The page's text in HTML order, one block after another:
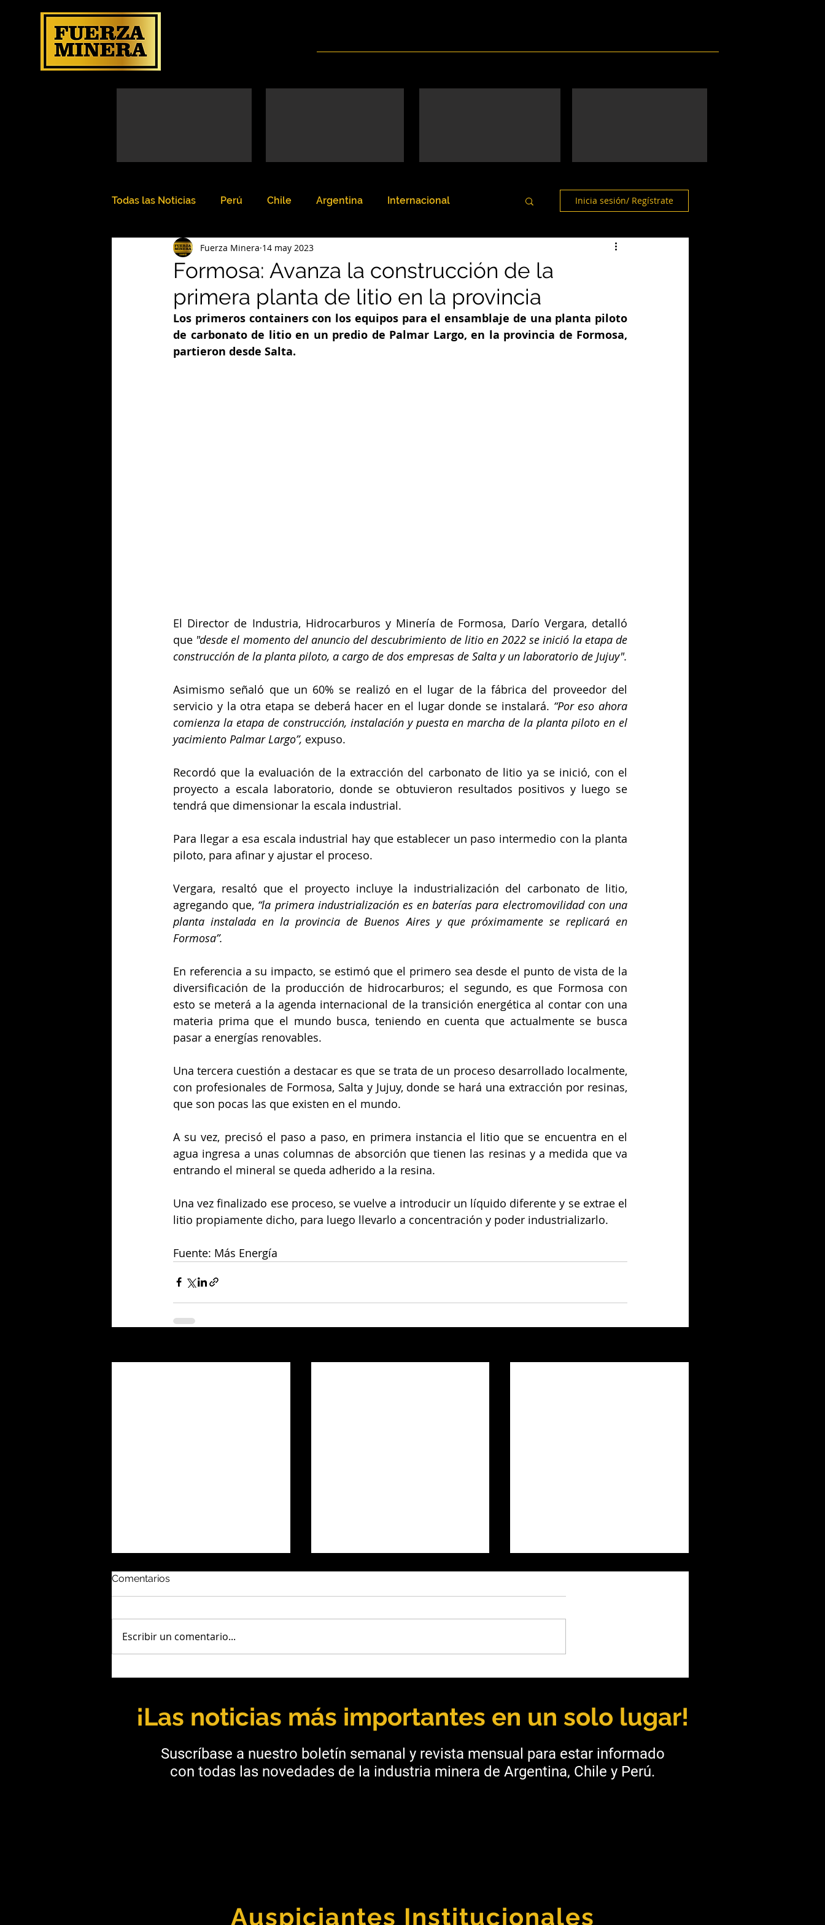
Todas las Noticias Perú Chile Argentina Internacional Inicia sesión/ Regístrate
Formosa: Avanza la construcción de la
primera planta de litio en la provincia
Fuerza Minera 14 may 2023
Los primeros containers con los equipos para el ensamblaje de una planta piloto
de carbonato de litio en un predio de Palmar Largo, en la provincia de Formosa,
partieron desde Salta.
El Director de Industria, Hidrocarburos y Minería de Formosa, Darío Vergara, detalló
que "desde el momento del anuncio del descubrimiento de litio en 2022 se inició la etapa de
construcción de la planta piloto, a cargo de dos empresas de Salta y un laboratorio de Jujuy".
Asimismo señaló que un 60% se realizó en el lugar de la fábrica del proveedor del
servicio y la otra etapa se deberá hacer en el lugar donde se instalará. “Por eso ahora
comienza la etapa de construcción, instalación y puesta en marcha de la planta piloto en el
yacimiento Palmar Largo”, expuso.
Recordó que la evaluación de la extracción del carbonato de litio ya se inició, con el
proyecto a escala laboratorio, donde se obtuvieron resultados positivos y luego se
tendrá que dimensionar la escala industrial.
Para llegar a esa escala industrial hay que establecer un paso intermedio con la planta
piloto, para afinar y ajustar el proceso.
Vergara, resaltó que el proyecto incluye la industrialización del carbonato de litio,
agregando que, “la primera industrialización es en baterías para electromovilidad con una
planta instalada en la provincia de Buenos Aires y que próximamente se replicará en
Formosa”.
En referencia a su impacto, se estimó que el primero sea desde el punto de vista de la
diversificación de la producción de hidrocarburos; el segundo, es que Formosa con
esto se meterá a la agenda internacional de la transición energética al contar con una
materia prima que el mundo busca, teniendo en cuenta que actualmente se busca
pasar a energías renovables.
Una tercera cuestión a destacar es que se trata de un proceso desarrollado localmente,
con profesionales de Formosa, Salta y Jujuy, donde se hará una extracción por resinas,
que son pocas las que existen en el mundo.
A su vez, precisó el paso a paso, en primera instancia el litio que se encuentra en el
agua ingresa a unas columnas de absorción que tienen las resinas y a medida que va
entrando el mineral se queda adherido a la resina.
Una vez finalizado ese proceso, se vuelve a introducir un líquido diferente y se extrae el
litio propiamente dicho, para luego llevarlo a concentración y poder industrializarlo.
Fuente: Más Energía
Andrea Díaz: Liderazgo,
Básculas Casado obtuvo la
Chile: El Teniente prueba
Comentarios
Escribir un comentario...
¡Las noticias más importantes en un solo lugar!
Auspiciantes Institucionales
Suscríbase a nuestro boletín semanal y revista mensual para estar informado
con todas las novedades de la industria minera de Argentina, Chile y Perú.